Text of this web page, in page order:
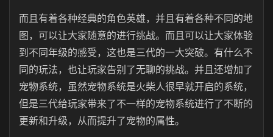
而且有着各种经典的角色英雄，并且有着各种不同的地
图，可以让大家随意的进行挑战。而且可以让大家体验
到不同年级的感受，这也是三代的一大突破。有什么不
同的玩法，也让玩家告别了无聊的挑战。并且还增加了
宠物系统，虽然宠物系统是火柴人很早就开启的系统，
但是三代给玩家带来了不一样的宠物系统进行了不断的
更新和升级，从而提升了宠物的属性。